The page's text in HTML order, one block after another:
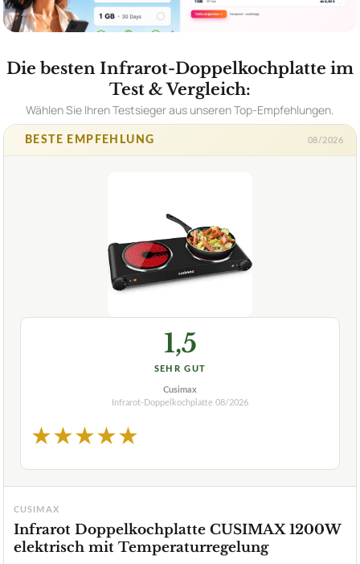
Die besten Infrarot-Doppelkochplatte im
Test & Vergleich:
Wählen Sie Ihren Testsieger aus unseren Top-Empfehlungen.
BESTE EMPFEHLUNG 08/2026
1,5
SEHR GUT
Cusimax
Infrarot-Doppelkochplatte 08/2026
★★★★★
CUSIMAX
Infrarot Doppelkochplatte CUSIMAX 1200W
elektrisch mit Temperaturregelung